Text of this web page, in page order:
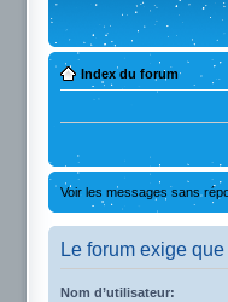
Index du forum
Voir les messages sans
Le forum exige
Nom d’utilisateur: